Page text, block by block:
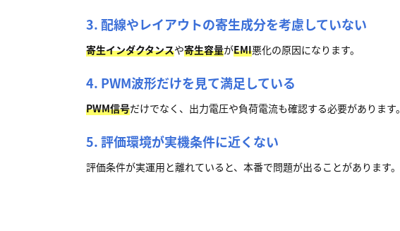
3. 配線やレイアウトの寄生成分を考慮していない
寄生インダクタンスや寄生容量がEMI悪化の原因になります。
4. PWM波形だけを見て満足している
PWM信号だけでなく、出力電圧や負荷電流も確認する必要があります。
5. 評価環境が実機条件に近くない
評価条件が実運用と離れていると、本番で問題が出ることがあります。